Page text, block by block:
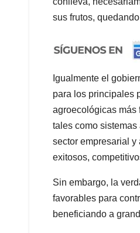
sus frutos,
Igualmente el
para los principales
agroecológicas más
tales como
sector empresarial
exitosos,
Sin embargo, la
favorables para
beneficiando a